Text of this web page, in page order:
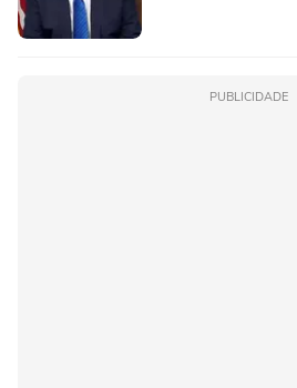
PUBLICIDADE